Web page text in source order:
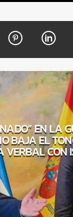
DJ MIX
EN LA
BAJA EL
VERBAL CON